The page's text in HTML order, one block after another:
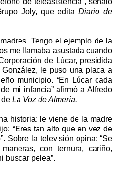
de teleasistencia”, señaló
Joly, que editaDiario de
Tengo el ejemplo de la
me llamaba asustada cuando
de Lúcar, presidida
le puso una placa a
municipio. “En Lúcar cada
mi infancia” afirmó a Alfredo
de La Voz de Almería.
historia: le viene de la madre
“Eres tan alto que en vez de
Sobre la televisión opina: “Se
con ternura, cariño,
buscar pelea”.